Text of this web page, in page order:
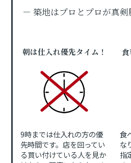
－ 築地はプロとプロが真
朝は仕入れ優先タイム！
9時までは仕入れの方の優
先時間です。店を回ってい
る買い付けている人を見か
食
な
指